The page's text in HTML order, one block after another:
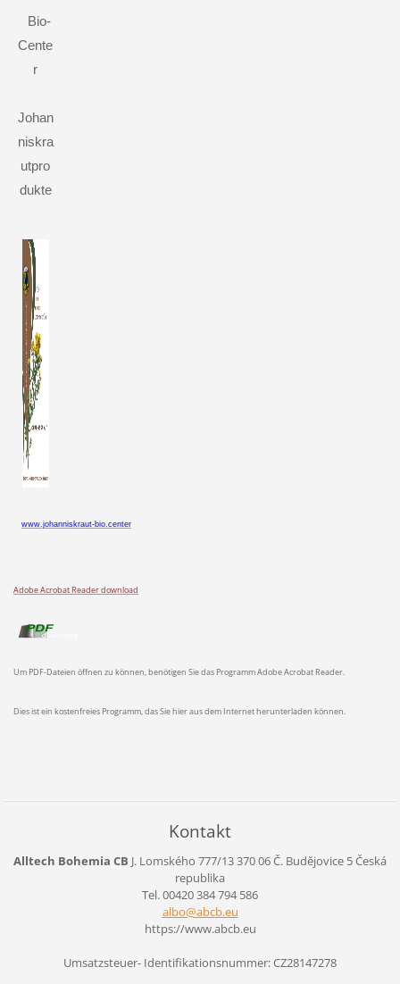
Bio-
Cente
r
Johan
niskra
utpro
dukte
www.johanniskraut-bio.center
Adobe Acrobat Reader download
Um PDF-Dateien öffnen zu können, benötigen Sie das Programm Adobe Acrobat Reader.
Dies ist ein kostenfreies Programm, das Sie hier aus dem Internet herunterladen können.
Kontakt
Alltech Bohemia CB J. Lomského 777/13370 06 Č. Budějovice 5Česká
republika
Tel. 00420 384 794 586
albo@abcb.eu
https://www.abcb.eu
Umsatzsteuer- Identifikationsnummer: CZ28147278